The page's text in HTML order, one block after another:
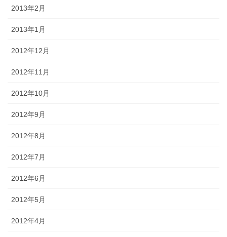
2013年2月
2013年1月
2012年12月
2012年11月
2012年10月
2012年9月
2012年8月
2012年7月
2012年6月
2012年5月
2012年4月